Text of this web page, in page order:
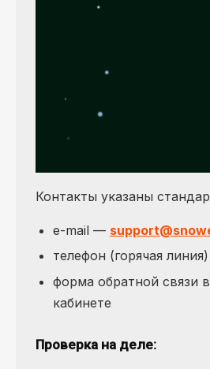
Контакты указаны
e-mail —
телефон (горячая линия)
форма обратной связи
кабинете
Проверка на деле: